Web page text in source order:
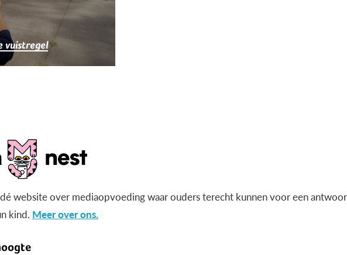
vuistregel
website over mediaopvoeding waar ouders terecht kunnen voor een
kind. Meer over ons.